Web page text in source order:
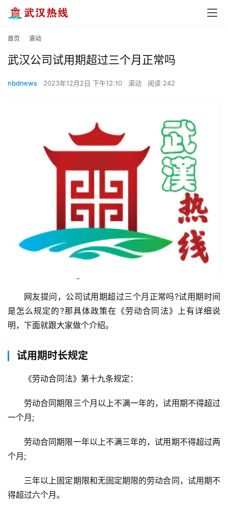
首页 滚动
武汉公司试用期超过三个月正常吗
nbdnews 2023年12月2日 下午12:10 滚动 阅读 242
网友提问，公司试用期超过三个月正常吗?试用期时间
是怎么规定的?那具体政策在《劳动合同法》上有详细说
明，下面就跟大家做个介绍。
试用期时长规定
《劳动合同法》第十九条规定：
劳动合同期限三个月以上不满一年的，试用期不得超过
一个月;
劳动合同期限一年以上不满三年的，试用期不得超过两
个月;
三年以上固定期限和无固定期限的劳动合同，试用期不
得超过六个月。